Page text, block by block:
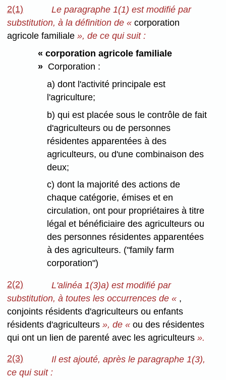
2(1)
Le paragraphe 1(1) est modifié par
substitution, à la définition de «corporation
agricole familiale », de ce qui suit :
« corporation agricole familiale
» Corporation :
a) dont l'activité principale est
l'agriculture;
b) qui est placée sous le contrôle de fait
d'agriculteurs ou de personnes
résidentes apparentées à des
agriculteurs, ou d'une combinaison des
deux;
c) dont la majorité des actions de
chaque catégorie, émises et en
circulation, ont pour propriétaires à titre
légal et bénéficiaire des agriculteurs ou
des personnes résidentes apparentées
à des agriculteurs. ("family farm
corporation")
2(2)
L'alinéa 1(3)a) est modifié par
substitution, à toutes les occurrences de «,
conjoints résidents d'agriculteurs ou enfants
résidents d'agriculteurs », de «ou des résidentes
qui ont un lien de parenté avec les agriculteurs ».
2(3)
Il est ajouté, après le paragraphe 1(3),
ce qui suit :